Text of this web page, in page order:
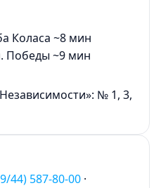
Коласа ~8 мин
Победы ~9 мин
№ 1, 3,
44) 587-80-00 ·